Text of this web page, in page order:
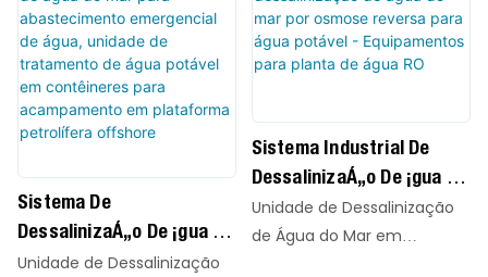
Alta Recuperação De
Energia.
e elementos de membrana
AVANGARD AG-SWRO-
8040HR de alto
compactas e de rápida
implantação. Projetados
para municípios costeiros,
ilhas remotas, plantas
industriais e abastecimento
Sistema De
Dessalinização De Água Do
Mar Para Abastecimento
Unidade de Dessalinização
Sistema Industrial De
Dessalinização De Água Do
Mar Por Osmose Reversa
Para Água Potável -
Unidade de Dessalinização
de Água do Mar em